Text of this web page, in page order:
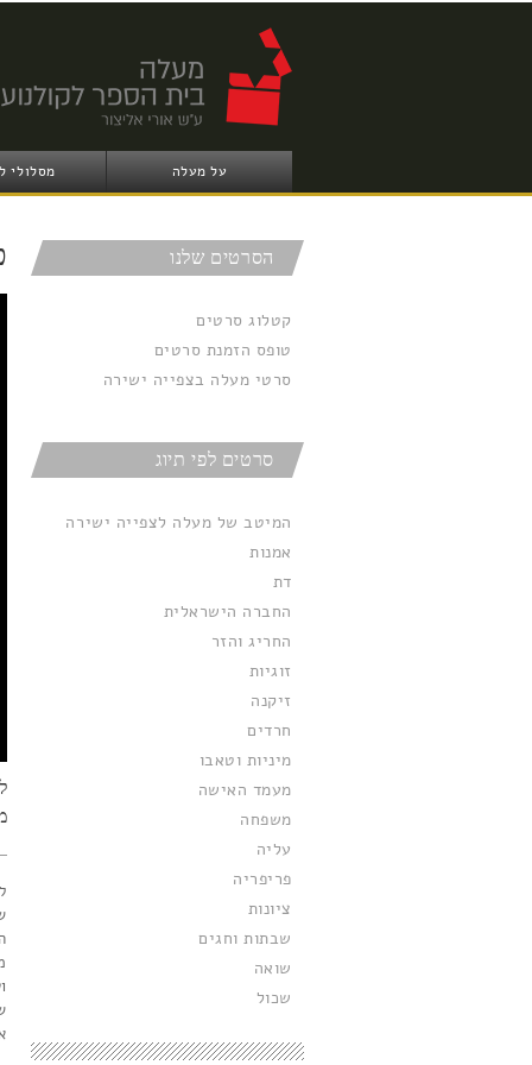
על מעלה מסלולי
הסרטים שלנו
קטלוג סרטים
טופס הזמנת סרטים
סרטי מעלה בצפייה ישירה
סרטים לפי תיוג
המיטב של מעלה לצפייה ישירה
אמנות
דת
החברה הישראלית
החריג והזר
זוגיות
זיקנה
חרדים
מיניות וטאבו
מעמד האישה
משפחה
עליה
פריפריה
ציונות
שבתות וחגים
שואה
שכול